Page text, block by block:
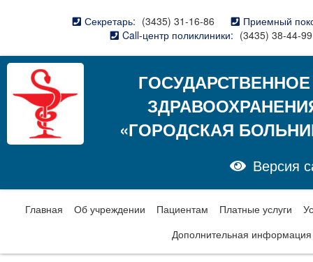
Секретарь: (3435) 31-16-86
Приемный
Call-центр поликлиники: (3435) 38-44-99
«ГОРОДСКАЯ
Версия
Главная Об учреждении Пациентам Платные услуги
Дополнительная информация